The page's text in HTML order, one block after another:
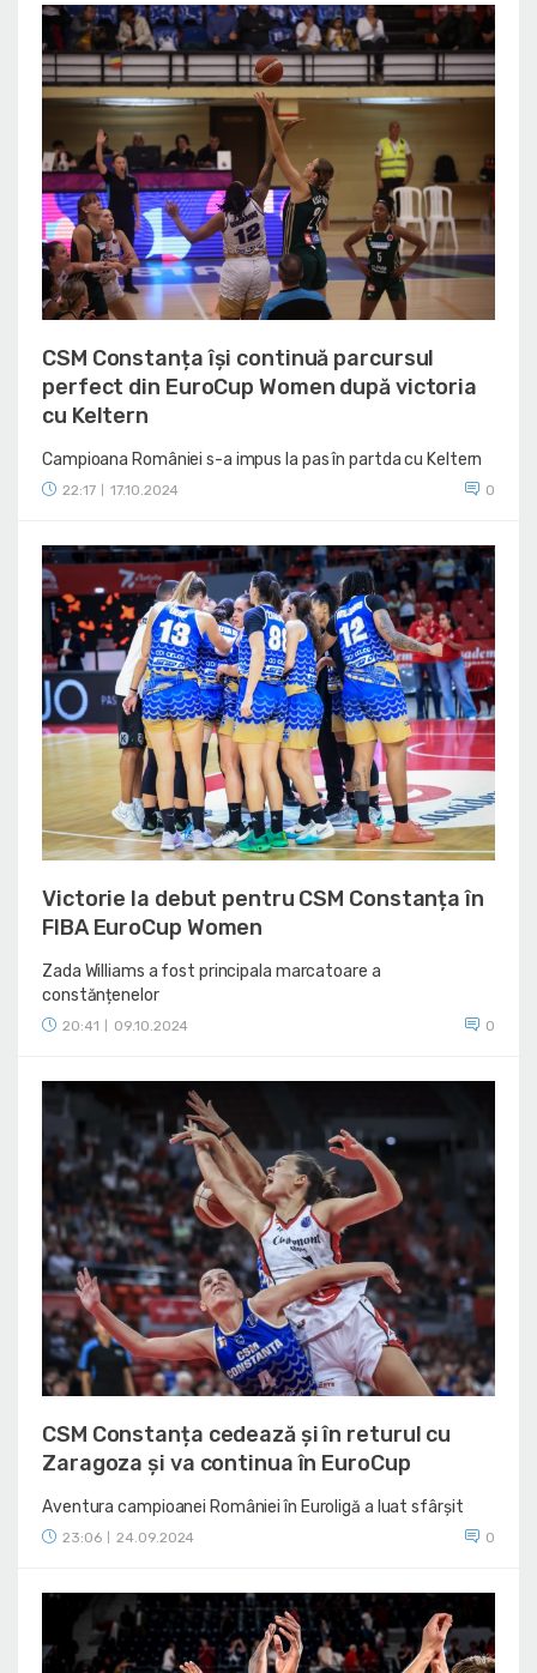
CSM Constanța își continuă parcursul
perfect din EuroCup Women după victoria
cu Keltern
Campioana României s-a impus la pas în partda cu Keltern
22:17 17.10.2024 0
Victorie la debut pentru CSM Constanța în
FIBA EuroCup Women
Zada Williams a fost principala marcatoare a
constănțenelor
20:41 09.10.2024 0
CSM Constanța cedează și în returul cu
Zaragoza și va continua în EuroCup
Aventura campioanei României în Euroligă a luat sfârșit
23:06 24.09.2024 0